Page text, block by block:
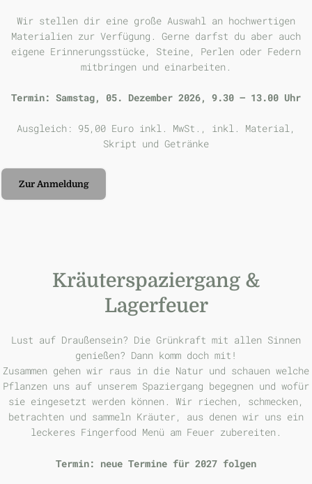
Wir stellen dir eine große Auswahl an hochwertigen
Materialien zur Verfügung. Gerne darfst du aber auch
eigene Erinnerungsstücke, Steine, Perlen oder Federn
mitbringen und einarbeiten.
Termin: Samstag, 05. Dezember 2026, 9.30 – 13.00 Uhr
Ausgleich: 95,00 Euro inkl. MwSt., inkl. Material,
Skript und Getränke
Zur Anmeldung
Kräuterspaziergang &
Lagerfeuer
Lust auf Draußensein? Die Grünkraft mit allen Sinnen
genießen? Dann komm doch mit!
Zusammen gehen wir raus in die Natur und schauen welche
Pflanzen uns auf unserem Spaziergang begegnen und wofür
sie eingesetzt werden können. Wir riechen, schmecken,
betrachten und sammeln Kräuter, aus denen wir uns ein
leckeres Fingerfood Menü am Feuer zubereiten.
Termin: neue Termine für 2027 folgen